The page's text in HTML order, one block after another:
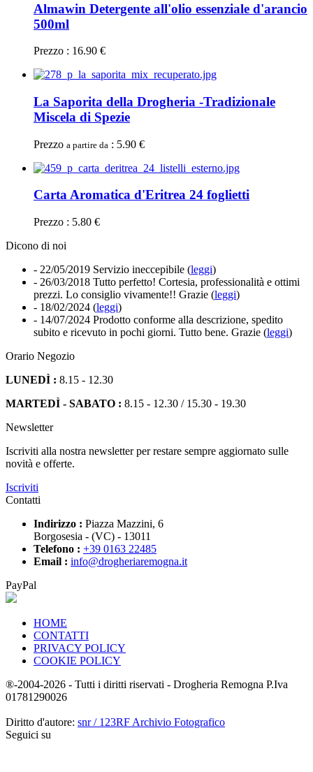
Almawin Detergente all'olio essenziale d'arancio
500ml
Prezzo : 16.90 €
La Saporita della Drogheria -Tradizionale
Miscela di Spezie
Prezzo a partire da : 5.90 €
Carta Aromatica d'Eritrea 24 foglietti
Prezzo : 5.80 €
Dicono di noi
- 22/05/2019 Servizio ineccepibile (leggi)
- 26/03/2018 Tutto perfetto! Cortesia, professionalità e ottimi
prezzi. Lo consiglio vivamente!! Grazie (leggi)
- 18/02/2024 (leggi)
- 14/07/2024 Prodotto conforme alla descrizione, spedito
subito e ricevuto in pochi giorni. Tutto bene. Grazie (leggi)
Orario Negozio
LUNEDÌ : 8.15 - 12.30
MARTEDÌ - SABATO : 8.15 - 12.30 / 15.30 - 19.30
Newsletter
Iscriviti alla nostra newsletter per restare sempre aggiornato sulle
novità e offerte.
Iscriviti
Contatti
Indirizzo : Piazza Mazzini, 6
Borgosesia - (VC) - 13011
Telefono : +39 0163 22485
Email : info@drogheriaremogna.it
PayPal
HOME
CONTATTI
PRIVACY POLICY
COOKIE POLICY
®-2004-2026 - Tutti i diritti riservati - Drogheria Remogna P.Iva
01781290026
Diritto d'autore: snr / 123RF Archivio Fotografico
Seguici su